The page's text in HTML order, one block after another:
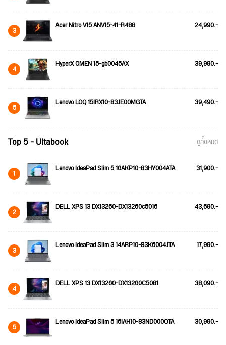
3 Acer Nitro V15 ANV15-41-R488 24,990.-
4 HyperX OMEN 15-gb0045AX 39,990.-
5 Lenovo LOQ 15IRX10-83JE00MGTA 39,490.-
Top 5 - Ultabook ดูทั้งหมด
1 Lenovo IdeaPad Slim 5 16AKP10-83HY004ATA 31,900.-
2 DELL XPS 13 DX13260-DX13260c5016 43,690.-
3 Lenovo IdeaPad Slim 3 14ARP10-83K6004JTA 17,990.-
4 DELL XPS 13 DX13260-DX13260C5081 38,090.-
5 Lenovo IdeaPad Slim 5 16IAH10-83ND000QTA 30,990.-